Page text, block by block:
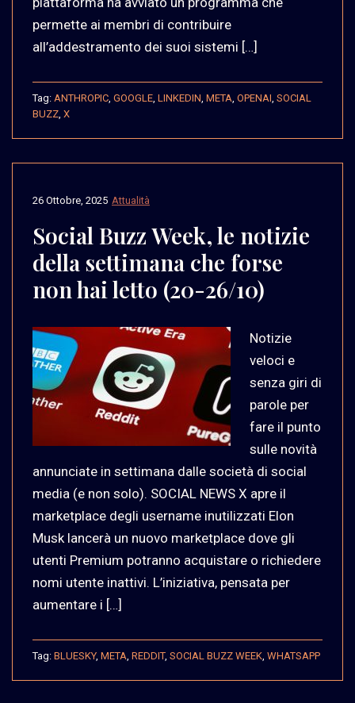
permette ai membri di contribuire
all’addestramento dei suoi sistemi […]
Tag: ANTHROPIC GOOGLE LINKEDIN META OPENAI SOCIAL
BUZZ X
Attualità
26 Ottobre, 2025
Social Buzz Week, le notizie
della settimana che forse
non hai letto (20-26/10)
Notizie
veloci e
senza giri di
parole per
fare il punto
sulle novità
annunciate in settimana dalle società di social
media (e non solo). SOCIAL NEWS X apre il
marketplace degli username inutilizzati Elon
Musk lancerà un nuovo marketplace dove gli
utenti Premium potranno acquistare o richiedere
nomi utente inattivi. L’iniziativa, pensata per
aumentare i […]
Tag: BLUESKY, META REDDIT, SOCIAL BUZZ WEEK WHATSAPP